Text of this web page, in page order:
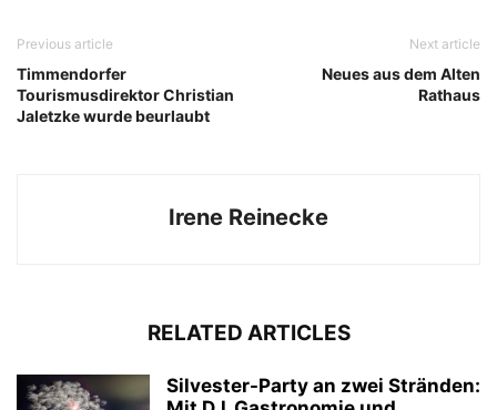
Previous article
Timmendorfer
Tourismusdirektor Christian
Jaletzke wurde beurlaubt
Next article
Neues aus dem Alten
Rathaus
Irene Reinecke
RELATED ARTICLES
Silvester-Party an zwei Stränden: